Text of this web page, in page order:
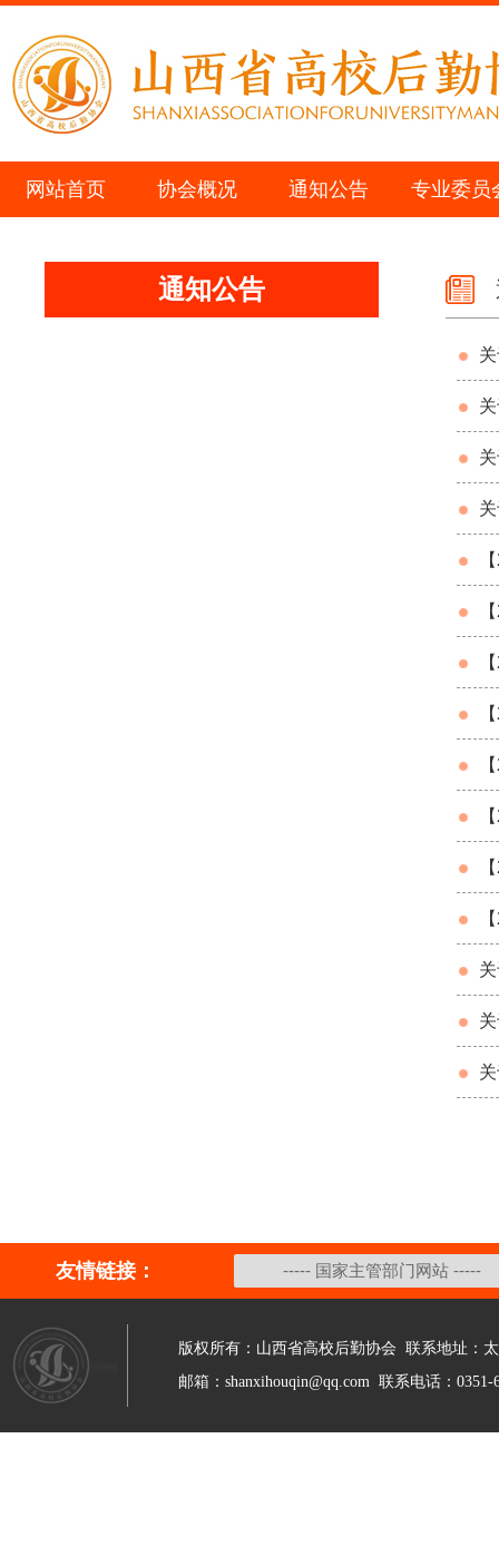
网站首页 协会概况 通知公告 专业委员
通知公告
友情链接：
版权所有：山西省高校后勤协会 联系地址：
邮箱：shanxihouqin@qq.com 联系电话：